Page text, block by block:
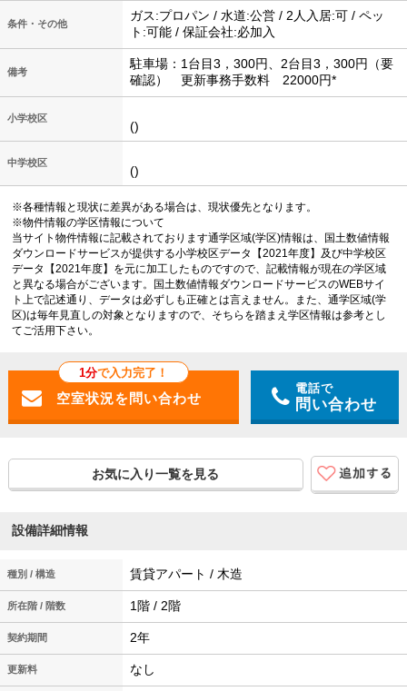
条件・その他
ガス:プロパン / 水道:公営 / 2人入居:可 / ペッ
ト:可能 / 保証会社:必加入
備考
駐車場：1台目3，300円、2台目3，300円（要
確認） 更新事務手数料 22000円*
小学校区
()
中学校区
()
※各種情報と現状に差異がある場合は、現状優先となります。
※物件情報の学区情報について
当サイト物件情報に記載されております通学区域(学区)情報は、国土数値情報
ダウンロードサービスが提供する小学校区データ【2021年度】及び中学校区
データ【2021年度】を元に加工したものですので、記載情報が現在の学区域
と異なる場合がございます。国土数値情報ダウンロードサービスのWEBサイ
ト上で記述通り、データは必ずしも正確とは言えません。また、通学区域(学
区)は毎年見直しの対象となりますので、そちらを踏まえ学区情報は参考とし
てご活用下さい。
1分で入力完了！
電話で
問い合わせ
お気に入り一覧を見る
設備詳細情報
種別 / 構造 賃貸アパート / 木造
所在階 / 階数 1階 / 2階
契約期間 2年
更新料 なし